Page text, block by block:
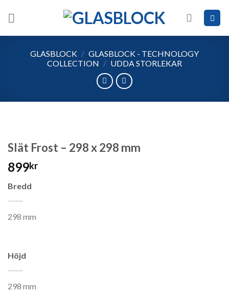
GLASBLOCK / GLASBLOCK - TECHNOLOGY
COLLECTION / UDDA STORLEKAR
Slät Frost – 298 x 298 mm
899kr
Bredd
298 mm
Höjd
298 mm